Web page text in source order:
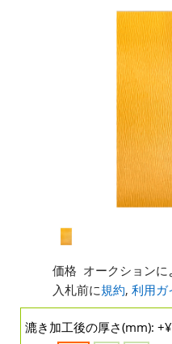
価格 オークションに
入札前に規約, 利用ガ
漉き加工後の厚さ(mm):